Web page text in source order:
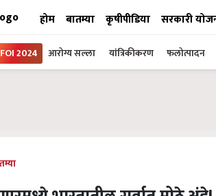
होम बातम्या कृषीपीडिया सरकारी
2024 आरोग्य सल्ला यांत्रिकीकरण फलोत्पादन